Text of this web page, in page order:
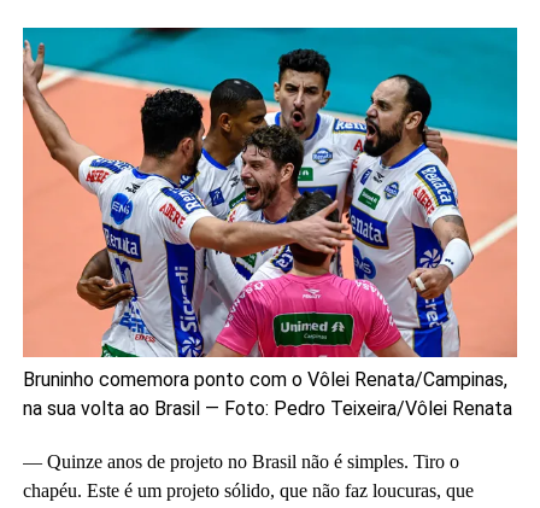
Bruninho comemora ponto com o Vôlei Renata/Campinas,
na sua volta ao Brasil — Foto: Pedro Teixeira/Vôlei Renata
— Quinze anos de projeto no Brasil não é simples. Tiro o
chapéu. Este é um projeto sólido, que não faz loucuras, que